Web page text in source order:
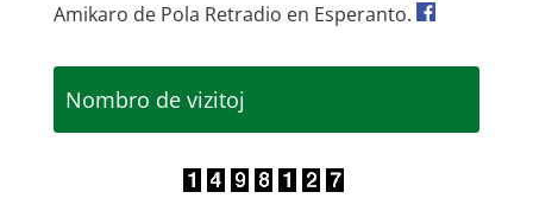
Amikaro de Pola Retradio en Esperanto.
Nombro de vizitoj